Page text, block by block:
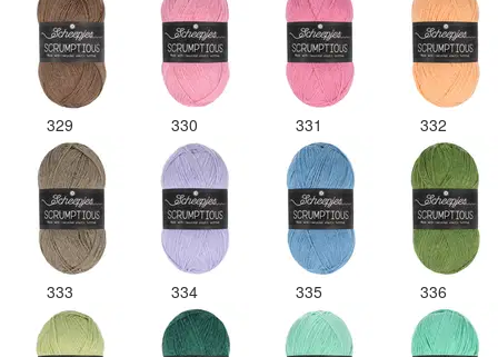
329 330 331 332
333 334 335 336